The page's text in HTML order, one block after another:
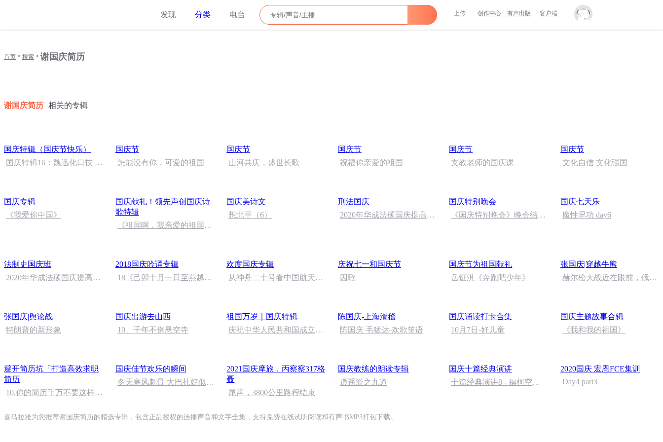
发现 分类 电台 上传 创作中心 有声出版 客户端
首页 > 搜索 > 谢国庆简历
谢国庆简历 相关的专辑
国庆特辑（国庆节快乐）
国庆特辑16：魏迅化口技 二
国庆节
怎能没有你，可爱的祖国
国庆节
山河共庆，盛世长歌
国庆节
祝福你亲爱的祖国
国庆节
支教老师的国庆课
国庆节
文化自信 文化强国
国庆专辑
《我爱你中国》
国庆献礼！领先声创国庆诗
歌特辑
《祖国啊，我亲爱的祖国》
国庆美诗文
想北平（6）
刑法国庆
2020年华成法硕国庆提高班
国庆特别晚会
《国庆特别晚会》晚会结尾
国庆七天乐
魔性早功 day6
法制史国庆班
2020年华成法硕国庆提高班
2018国庆吟诵专辑
18《己卯十月一日至燕越五
欢度国庆专辑
从神舟二十号看中国航天
庆祝七一和国庆节
囚歌
国庆节为祖国献礼
岳钲淇《奔跑吧少年》
张国庆|穿越牛熊
赫尔松大战近在眼前，俄乌
张国庆|舆论战
特朗普的新形象
国庆出游去山西
10、千年不倒悬空寺
祖国万岁｜国庆特辑
庆祝中华人民共和国成立73
陈国庆-上海滑稽
陈国庆 毛猛达-欢歌笑语
国庆诵读打卡合集
10月7日-好儿童
国庆主题故事合辑
《我和我的祖国》
避开简历坑「打造高效求职
简历
10.你的简历千万不要这样投
国庆佳节欢乐的瞬间
冬天寒风刺骨 大巴扎好似温
2021国庆摩旅，丙察察317格
聂
尾声，3800公里路程结束
国庆教练的朗读专辑
逍遥游之九道
国庆十篇经典演讲
十篇经典演讲8 - 福柯空间
2020国庆 宏恩FCE集训
Day4 part3
喜马拉雅为您推荐谢国庆简历的精选专辑，包含正品授权的连播声音和文字全集，支持免费在线试听阅读和有声书MP3打包下载。